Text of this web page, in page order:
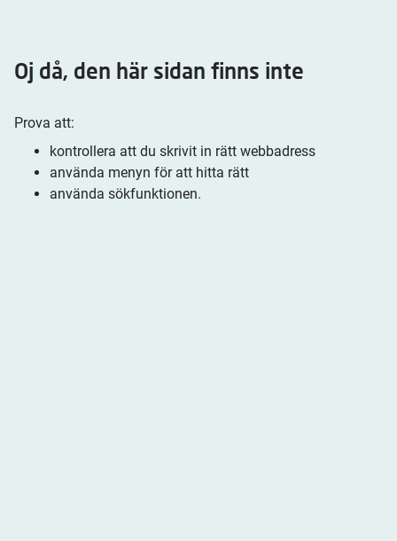
Oj då, den här sidan finns inte
Prova att:
kontrollera att du skrivit in rätt webbadress
använda menyn för att hitta rätt
använda sökfunktionen.